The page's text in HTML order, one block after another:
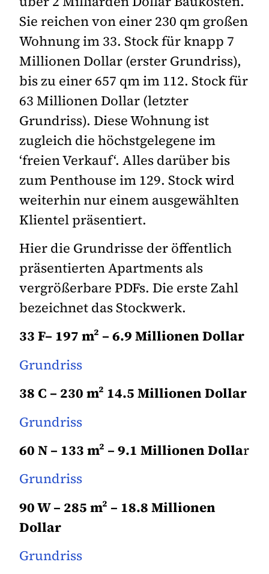
Sie reichen von einer 230 qm großen
Wohnung im 33. Stock für knapp 7
Millionen Dollar (erster Grundriss),
bis zu einer 657 qm im 112. Stock für
63 Millionen Dollar (letzter
Grundriss). Diese Wohnung ist
zugleich die höchstgelegene im
‘freien Verkauf‘. Alles darüber bis
zum Penthouse im 129. Stock wird
weiterhin nur einem ausgewählten
Klientel präsentiert.
Hier die Grundrisse der öffentlich
präsentierten Apartments als
vergrößerbare PDFs. Die erste Zahl
bezeichnet das Stockwerk.
33 F– 197 m² – 6.9 Millionen Dollar
Grundriss
38 C – 230 m² 14.5 Millionen Dollar
Grundriss
60 N – 133 m² – 9.1 Millionen Dollar
Grundriss
90 W – 285 m² – 18.8 Millionen
Dollar
Grundriss